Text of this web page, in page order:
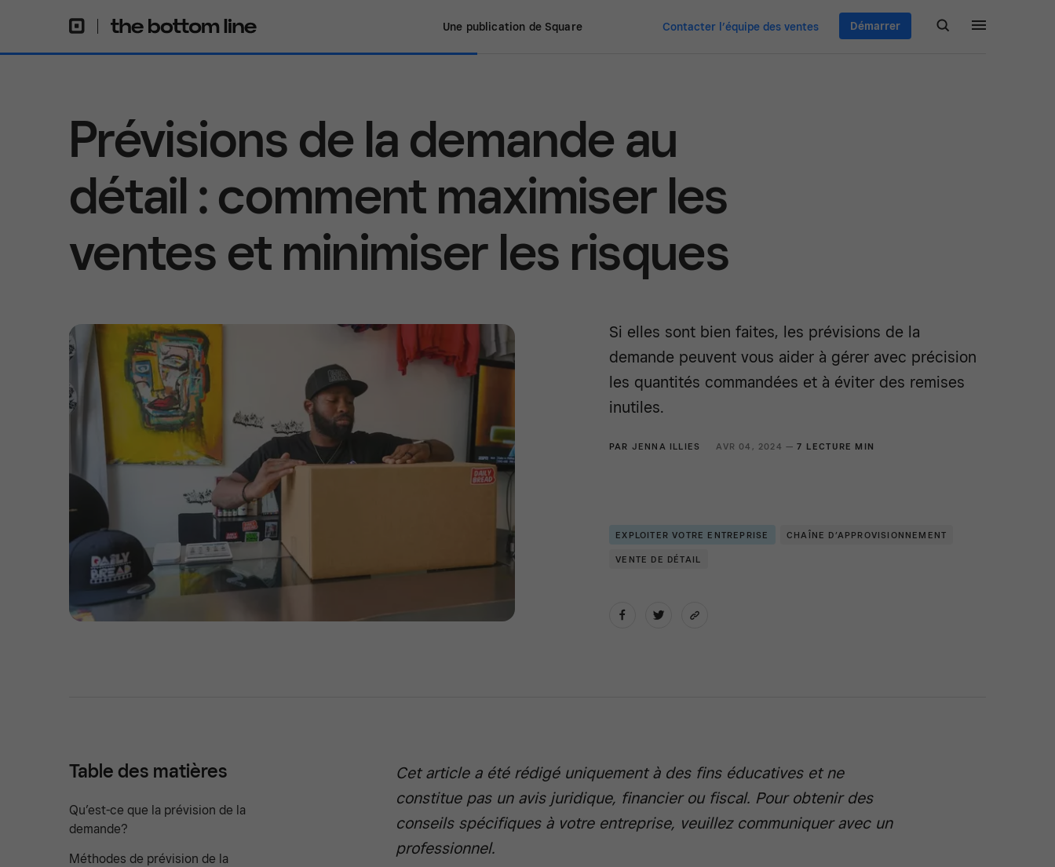
Une publication de Square Contacter l’équipe des ventes Démarrer
Prévisions de la demande au
détail : comment maximiser les
ventes et minimiser les risques
Si elles sont bien faites, les prévisions de la
demande peuvent vous aider à gérer avec précision
les quantités commandées et à éviter des remises
inutiles.
PAR JENNA ILLIES AVR 04, 2024 —7 LECTURE MIN
EXPLOITER VOTRE ENTREPRISE CHAÎNE D’APPROVISIONNEMENT
VENTE DE DÉTAIL
Table des matières
Qu’est-ce que la prévision de la
demande?
Méthodes de prévision de la
Cet article a été rédigé uniquement à des fins éducatives et ne
constitue pas un avis juridique, financier ou fiscal. Pour obtenir des
conseils spécifiques à votre entreprise, veuillez communiquer avec un
professionnel.